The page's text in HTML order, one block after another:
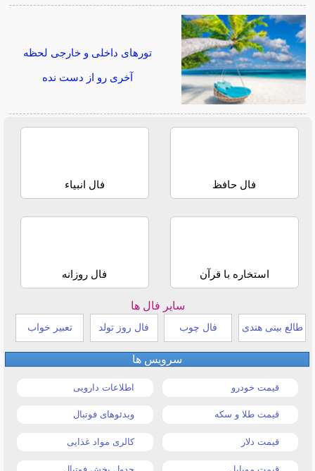
تورهای داخلی و خارجی لحظه
آخری رو از دست نده
فال حافظ فال انبیاء
استخاره با قرآن فال روزانه
سایر فال ها
طالع بینی هندی فال چوب فال روز تولد تعبیر خواب
سرویس ها
قیمت خودرو اطلاعات دارویی
قیمت طلا و سکه ویدئوهای فوتبال
قیمت دلار کالری مواد غذایی